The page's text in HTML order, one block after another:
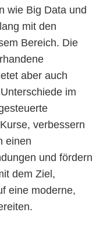
wie Big Data und
mit den
Bereich. Die
aber auch
im
verbessern
einen
und fördern
dem Ziel,
eine moderne,